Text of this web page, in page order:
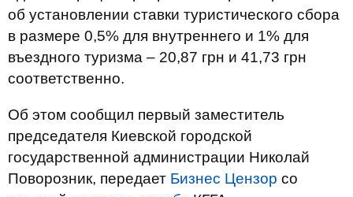
об установлении ставки туристического сбора
в размере 0,5% для внутреннего и 1% для
въездного туризма – 20,87 грн и 41,73 грн
соответственно.
Об этом сообщил первый заместитель
председателя Киевской городской
государственной администрации Николай
Поворозник, передает Бизнес Цензор со